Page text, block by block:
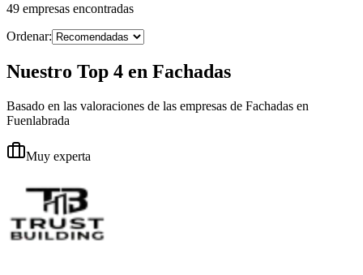
49 empresas encontradas
Ordenar:
Nuestro Top 4 en Fachadas
Basado en las valoraciones de las empresas de Fachadas en
Fuenlabrada
Muy experta